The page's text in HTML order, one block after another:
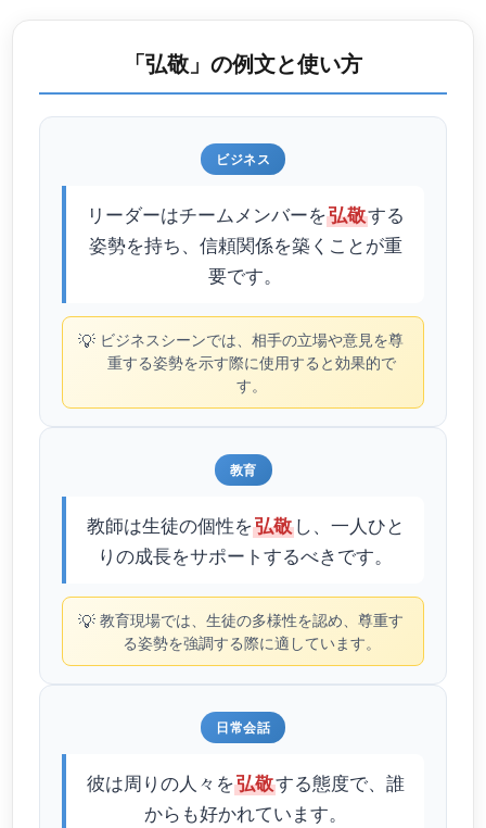
「弘敬」の例文と使い方
ビジネス
リーダーはチームメンバーを弘敬する
姿勢を持ち、信頼関係を築くことが重
要です。
💡 ビジネスシーンでは、相手の立場や意見を尊
重する姿勢を示す際に使用すると効果的で
す。
教育
教師は生徒の個性を弘敬し、一人ひと
りの成長をサポートするべきです。
💡 教育現場では、生徒の多様性を認め、尊重す
る姿勢を強調する際に適しています。
日常会話
彼は周りの人々を弘敬する態度で、誰
からも好かれています。